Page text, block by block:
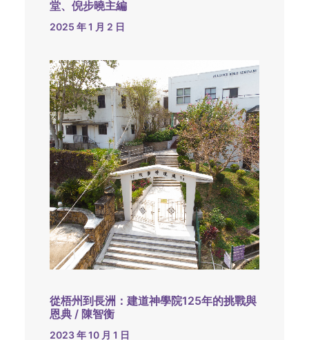
堂、倪步曉主編
2025 年 1 月 2 日
從梧州到長洲：建道神學院125年的挑戰與
恩典 / 陳智衡
2023 年 10 月 1 日